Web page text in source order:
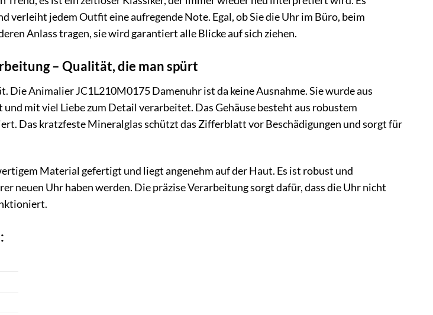
verleiht jedem Outfit eine aufregende Note. Egal, ob Sie die Uhr im Büro, beim
Anlass tragen, sie wird garantiert alle Blicke auf sich ziehen.
– Qualität, die man spürt
Animalier JC1L210M0175 Damenuhr ist da keine Ausnahme. Sie wurde aus
mit viel Liebe zum Detail verarbeitet. Das Gehäuse besteht aus robustem
Das kratzfeste Mineralglas schützt das Zifferblatt vor Beschädigungen und sorgt für
Material gefertigt und liegt angenehm auf der Haut. Es ist robust und
neuen Uhr haben werden. Die präzise Verarbeitung sorgt dafür, dass die Uhr nicht